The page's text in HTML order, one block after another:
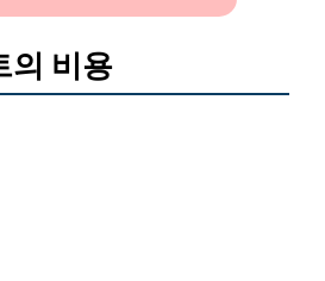
의 비용